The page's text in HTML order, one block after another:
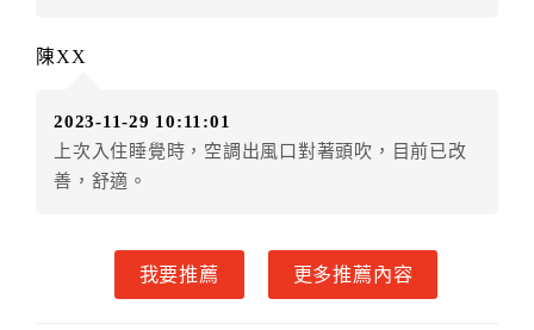
◎住房日當日辦理者，訂單費用扣除總計100%為手續費
之訂金將全額沒收。
六、取消異動
．可於3天前免費取消，２天前取消退房者收取總房費的
８０％，１天前取消退房者收取總房費的９０％，當天
陳XX
2023-11-29 10:11:01
上次入住睡覺時，空調出風口對著頭吹，目前已改
善，舒適。
我要推薦 更多推薦內容